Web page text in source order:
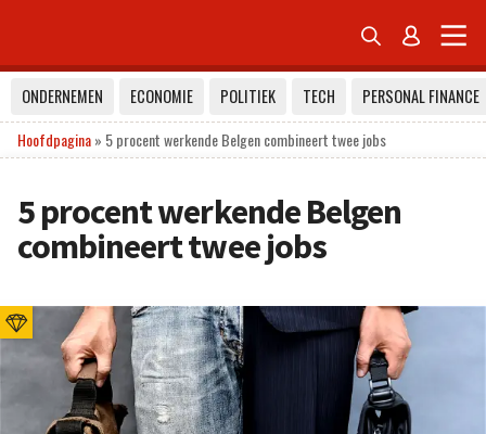
 
ONDERNEMEN ECONOMIE POLITIEK TECH
PERSONAL FINANCE
Hoofdpagina» 5 procent werkende Belgen combineert twee jobs
5 procent werkende Belgen
combineert twee jobs